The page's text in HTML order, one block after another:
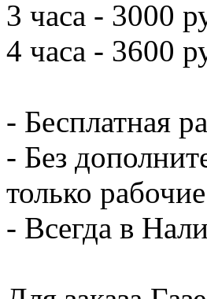
3 часа - 3000
4 часа - 3600
- Бесплатная
- Без
только
- Всегда в